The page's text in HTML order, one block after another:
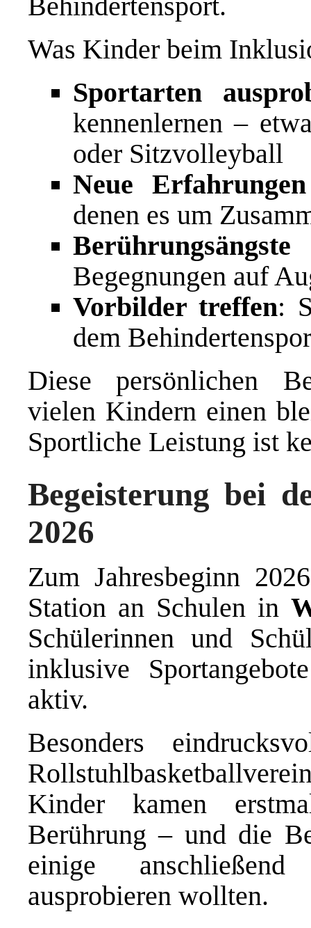
Was Kinder beim
Sportarten
kennenlernen –
oder Sitzvolleyball
Neue
denen es um
Begegnungen auf
Vorbilder treffen:
dem
Diese persönlichen
vielen Kindern einen
Sportliche Leistung ist
Begeisterung bei
2026
Zum Jahresbeginn
Station an Schulen in
Schülerinnen und
inklusive
aktiv.
Besonders
Kinder kamen
Berührung – und die
einige
ausprobieren wollten.